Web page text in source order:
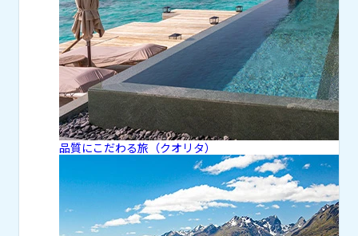
品質にこだわる旅（クオリタ）